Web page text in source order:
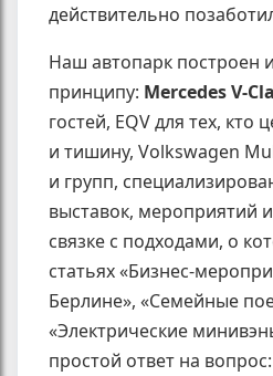
действительно
Наш автопарк построен
принципу: Mercedes V-
гостей, EQV для тех, кто
и тишину, Volkswagen
и групп,
выставок, мероприятий
связке с подходами, о
статьях «Бизнес-
Берлине», «Семейные
«Электрические
простой ответ на